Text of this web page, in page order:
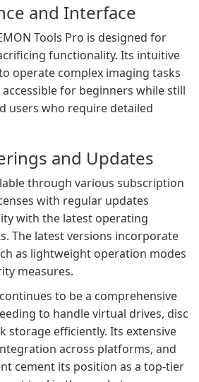
and Interface
Tools Pro is designed for
functionality. Its intuitive
operate complex imaging tasks
for beginners while still
users who require detailed
and Updates
through various subscription
with regular updates
with the latest operating
The latest versions incorporate
as lightweight operation modes
measures.
to be a comprehensive
to handle virtual drives, disc
storage efficiently. Its extensive
across platforms, and
cement its position as a top-tier